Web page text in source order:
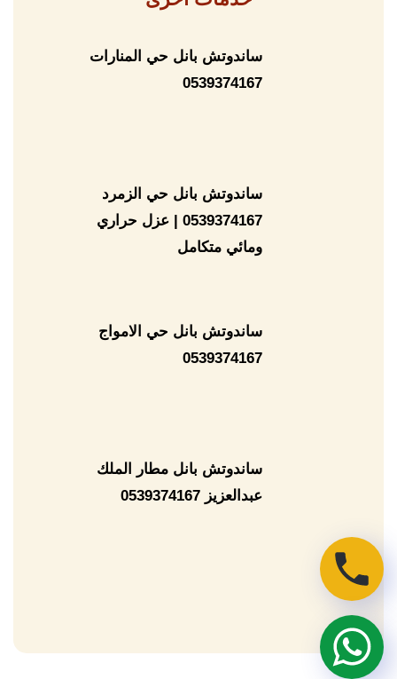
ساندوتش بانل حي المنارات
0539374167
ساندوتش بانل حي الزمرد
0539374167 | عزل حراري
ومائي متكامل
ساندوتش بانل حي الامواج
0539374167
ساندوتش بانل مطار الملك
عبدالعزيز 0539374167
تحدث
معنا
الجوال
تحدث
معنا